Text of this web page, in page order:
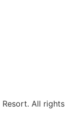
All rights